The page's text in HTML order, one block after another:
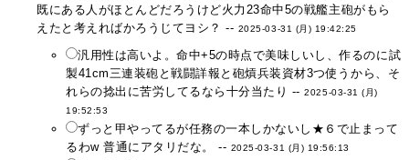
既にある人がほとんどだろうけど火力23命中5の戦艦主砲がもら
えたと考えればかろうじてヨシ？ -- 2025-03-31 (月) 19:42:25
汎用性は高いよ。命中+5の時点で美味しいし、作るのに試
製41cm三連装砲と戦闘詳報と砲熕兵装資材3つ使うから、そ
れらの捻出に苦労してるなら十分当たり --2025-03-31 (月)
19:52:53
ずっと甲やってるが任務の一本しかないし★６で止まって
るわw 普通にアタリだな。 -- 2025-03-31 (月) 19:56:13